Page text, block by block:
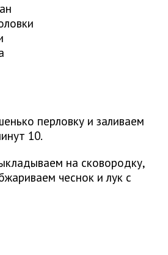
перловку и заливаем
10.
на сковородку,
чеснок и лук с